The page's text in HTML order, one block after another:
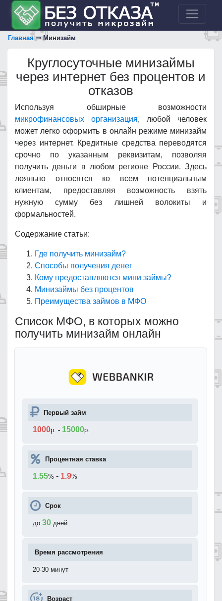
Главная Минизайм
Круглосуточные минизаймы
через интернет без процентов и
отказов
Используя обширные возможности
микрофинансовых организация, любой человек
может легко оформить в онлайн режиме минизайм
через интернет. Кредитные средства переводятся
срочно по указанным реквизитам, позволяя
получить деньги в любом регионе России. Здесь
лояльно относятся ко всем потенциальным
клиентам, предоставляя возможность взять
нужную сумму без лишней волокиты и
формальностей.
Содержание статьи:
Где получить минизайм?
Способы получения денег
Кому предоставляются мини займы?
Минизаймы без процентов
Преимущества займов в МФО
Список МФО, в которых можно
получить минизайм онлайн
Первый займ
1000р. - 15000р.
Процентная ставка
1.55% - 1.9%
Срок
до 30 дней
Время рассмотрения
20-30 минут
Возраст